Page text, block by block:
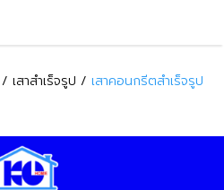
เสาสำเร็จรูป
เสาคอนกรีตสำเร็จรูป